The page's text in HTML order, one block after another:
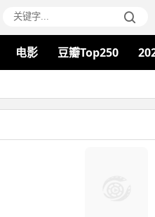
电影 豆瓣Top250